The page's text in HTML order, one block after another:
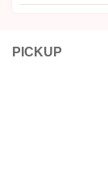
PICKUP